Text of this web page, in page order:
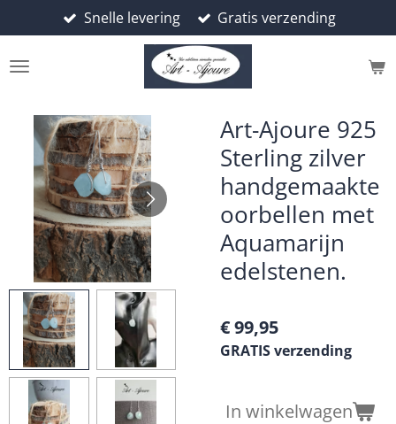
direct
naar
Snelle levering Gratis verzending
Art-Ajoure 925
Sterling zilver
handgemaakte
oorbellen met
Aquamarijn
edelstenen.
€ 99,95
GRATIS verzending
In winkelwagen